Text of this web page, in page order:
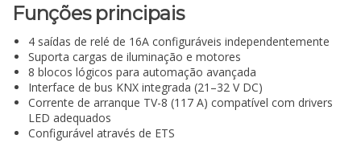
Funções principais
4 saídas de relé de 16A configuráveis independentemente
Suporta cargas de iluminação e motores
8 blocos lógicos para automação avançada
Interface de bus KNX integrada (21–32 V DC)
Corrente de arranque TV-8 (117 A) compatível com drivers
LED adequados
Configurável através de ETS